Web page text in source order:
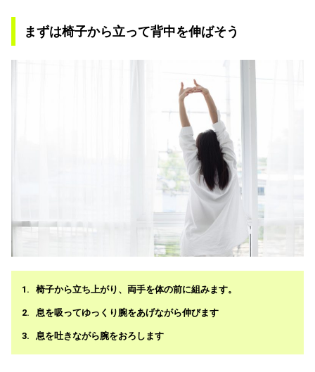
まずは椅子から立って背中を伸ばそう
椅子から立ち上がり、両手を体の前に組みます。
息を吸ってゆっくり腕をあげながら伸びます
息を吐きながら腕をおろします